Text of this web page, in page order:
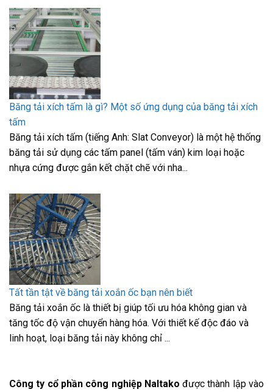
Băng tải xích tấm là gì? Một số ứng dụng của băng tải xích
tấm
Băng tải xích tấm (tiếng Anh: Slat Conveyor) là một hệ thống
băng tải sử dụng các tấm panel (tấm ván) kim loại hoặc
nhựa cứng được gắn kết chặt chẽ với nha...
Tất tần tật về băng tải xoắn ốc bạn nên biết
Băng tải xoắn ốc là thiết bị giúp tối ưu hóa không gian và
tăng tốc độ vận chuyển hàng hóa. Với thiết kế độc đáo và
linh hoạt, loại băng tải này không chỉ ...
Công ty cổ phần công nghiệp Naltako được thành lập vào